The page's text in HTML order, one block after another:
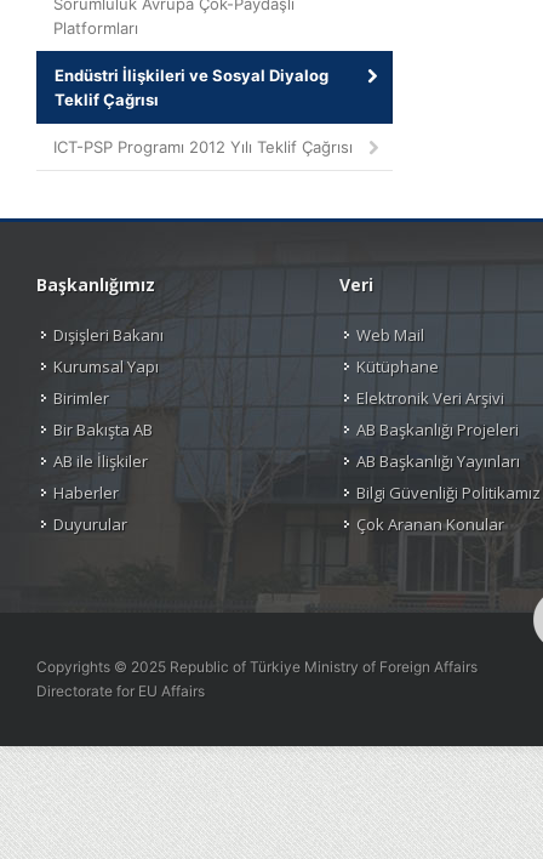
Platformları
Endüstri İlişkileri ve Sosyal Diyalog
Teklif Çağrısı
ICT-PSP Programı 2012 Yılı Teklif Çağrısı
Başkanlığımız
Dışişleri Bakanı
Kurumsal Yapı
Birimler
Bir Bakışta AB
AB ile İlişkiler
Haberler
Duyurular
Veri
Web Mail
Kütüphane
Elektronik Veri Arşivi
AB Başkanlığı Projeleri
AB Başkanlığı Yayınları
Bilgi Güvenliği Politikamız
Çok Aranan Konular
Copyrights © 2025 Republic of Türkiye Ministry of Foreign Affairs
Directorate for EU Affairs